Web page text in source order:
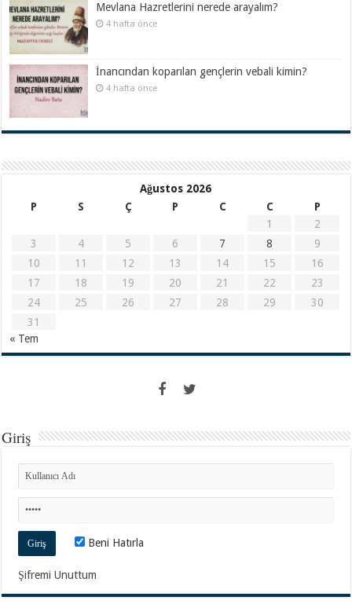
Mevlana Hazretlerini nerede arayalım?
4 hafta önce
İnancından koparılan gençlerin vebali kimin?
4 hafta önce
Ağustos 2026
P
S Ç P C C
P
1
2
3
4 5 6 7 8
9
10
11 12 13 14 15
16
17
18 19 20 21 22
23
24
25 26 27 28 29
30
31
« Tem
Giriş
Beni Hatırla
Şifremi Unuttum